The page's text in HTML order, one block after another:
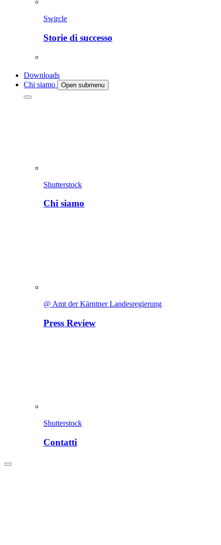
Swircle
Storie di successo
Downloads
Chi siamo
Open submenu
Shutterstock
Chi siamo
@ Amt der Kärntner Landesregierung
Press Review
Shutterstock
Contatti